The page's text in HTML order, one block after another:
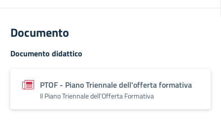
Documento
Documento didattico
PTOF - Piano Triennale dell'offerta formativa
Il Piano Triennale dell’Offerta Formativa